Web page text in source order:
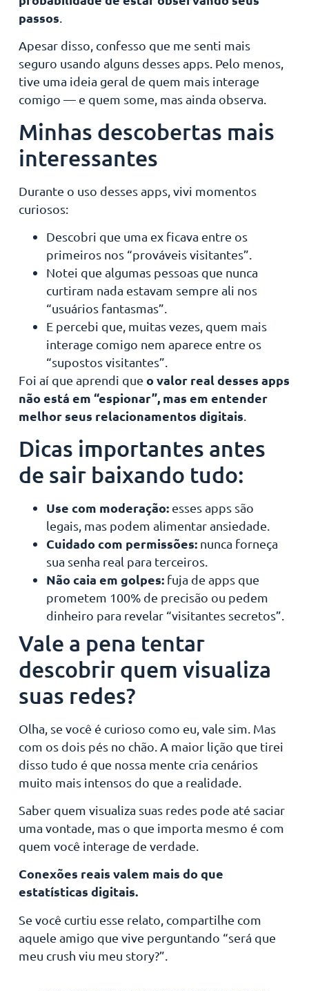
passos
Apesar disso, confesso que me senti mais
seguro usando alguns desses apps. Pelo menos,
tive uma ideia geral de quem mais interage
comigo — e quem some, mas ainda observa.
Minhas descobertas mais
interessantes
Durante o uso desses apps, vivi momentos
curiosos:
Descobri que uma ex ficava entre os
primeiros nos “prováveis visitantes”.
Notei que algumas pessoas que nunca
curtiram nada estavam sempre ali nos
“usuários fantasmas”.
E percebi que, muitas vezes, quem mais
interage comigo nem aparece entre os
“supostos visitantes”.
Foi aí que aprendi que o valor real desses apps
não está em “espionar”, mas em entender
melhor seus relacionamentos digitais
Dicas importantes antes
de sair baixando tudo:
Use com moderação:esses apps são
legais, mas podem alimentar ansiedade.
Cuidado com permissões:nunca forneça
sua senha real para terceiros.
Não caia em golpes:fuja de apps que
prometem 100% de precisão ou pedem
dinheiro para revelar “visitantes secretos”.
Vale a pena tentar
descobrir quem visualiza
suas redes?
Olha, se você é curioso como eu, vale sim. Mas
com os dois pés no chão. A maior lição que tirei
disso tudo é que nossa mente cria cenários
muito mais intensos do que a realidade.
Saber quem visualiza suas redes pode até saciar
uma vontade, mas o que importa mesmo é com
quem você interage de verdade.
Conexões reais valem mais do que
estatísticas digitais.
Se você curtiu esse relato, compartilhe com
aquele amigo que vive perguntando “será que
meu crush viu meu story?”.